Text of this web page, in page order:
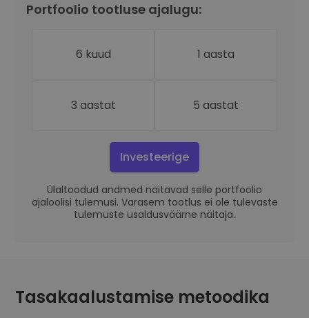
Portfoolio tootluse ajalugu:
6 kuud 1 aasta
3 aastat 5 aastat
Investeerige
Ülaltoodud andmed näitavad selle portfoolio
ajaloolisi tulemusi. Varasem tootlus ei ole tulevaste
tulemuste usaldusväärne näitaja.
Tasakaalustamise metoodika